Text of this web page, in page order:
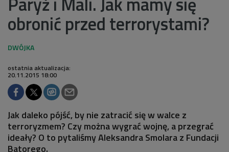
obronić przed terrorystami?
ostatnia aktualizacja:
20.11.2015 18:00
Jak daleko pójść, by nie zatracić się w walce z
terroryzmem? Czy można wygrać wojnę, a przegrać
ideały? O to pytaliśmy Aleksandra Smolara z Fundacji
Batorego.